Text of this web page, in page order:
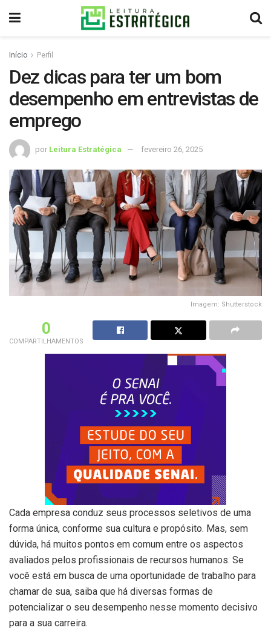
Início Perfil
Dez dicas para ter um bom
desempenho em entrevistas de
emprego
por Leitura Estratégica fevereiro 26, 2025
Imagem: Shutterstock
0
COMPARTILHAMENTOS
Cada empresa conduz seus processos seletivos de uma
forma única, conforme sua cultura e propósito. Mas, sem
dúvida, há muitos pontos em comum entre os aspectos
avaliados pelos profissionais de recursos humanos. Se
você está em busca de uma oportunidade de trabalho para
chamar de sua, saiba que há diversas formas de
potencializar o seu desempenho nesse momento decisivo
para a sua carreira.